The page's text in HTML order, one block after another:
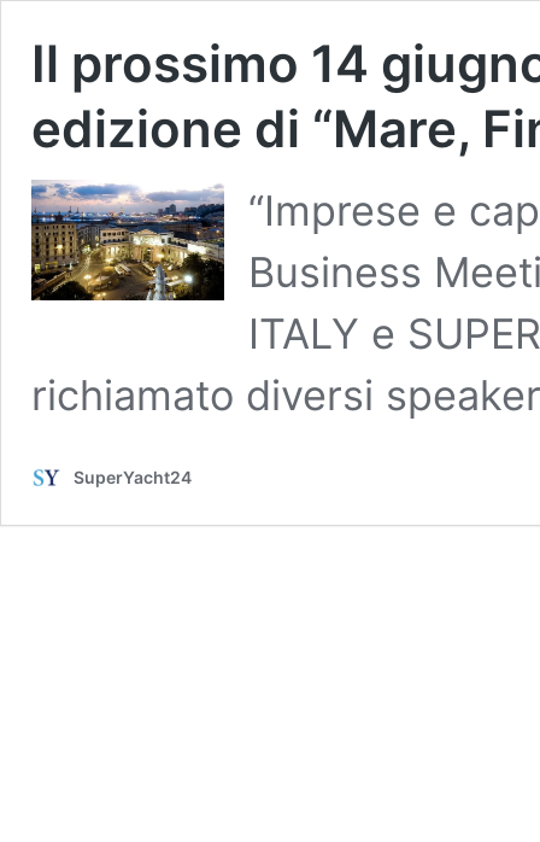
Il prossimo 14
edizione di “Mare,
“Imprese e
Business
ITALY e
richiamato diversi
SuperYacht24